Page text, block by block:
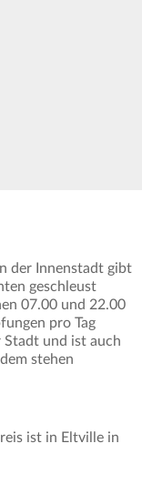
der Innenstadt gibt
geschleust
07.00 und 22.00
pro Tag
Stadt und ist auch
stehen
ist in Eltville in